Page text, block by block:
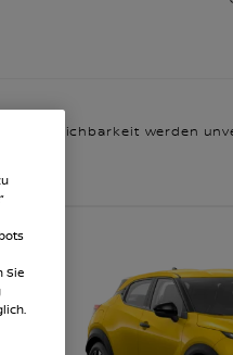
Vergleichbarkeit werden
Sie